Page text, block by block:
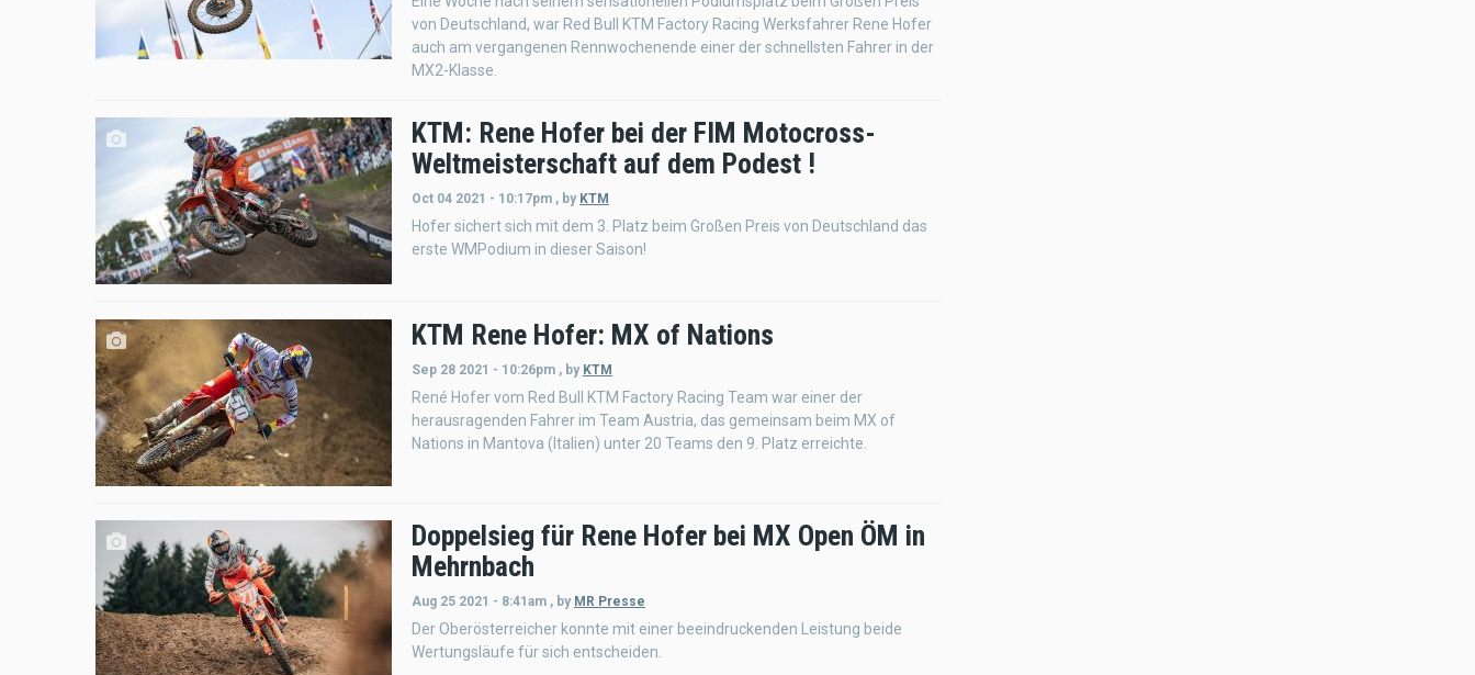
von Deutschland, war Red Bull KTM Factory Racing Werksfahrer Rene Hofer
auch am vergangenen Rennwochenende einer der schnellsten Fahrer in der
MX2-Klasse.
KTM: Rene Hofer bei der FIM Motocross-
Weltmeisterschaft auf dem Podest !
Oct 04 2021 - 10:17pm , by KTM
Hofer sichert sich mit dem 3. Platz beim Großen Preis von Deutschland das
erste WMPodium in dieser Saison!
KTM Rene Hofer: MX of Nations
Sep 28 2021 - 10:26pm , by KTM
René Hofer vom Red Bull KTM Factory Racing Team war einer der
herausragenden Fahrer im Team Austria, das gemeinsam beim MX of
Nations in Mantova (Italien) unter 20 Teams den 9. Platz erreichte.
Doppelsieg für Rene Hofer bei MX Open ÖM in
Mehrnbach
Aug 25 2021 - 8:41am , by MR Presse
Der Oberösterreicher konnte mit einer beeindruckenden Leistung beide
Wertungsläufe für sich entscheiden.